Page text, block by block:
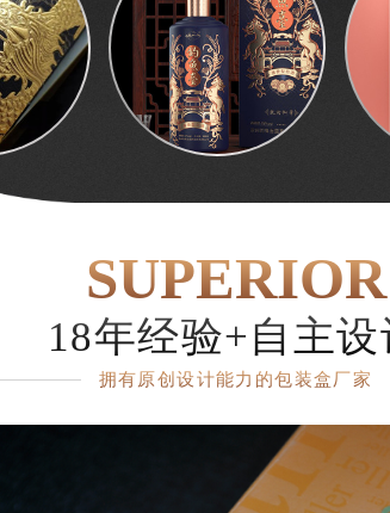
SUPERIOR
18年经验+自主设
拥有原创设计能力的包装盒厂家